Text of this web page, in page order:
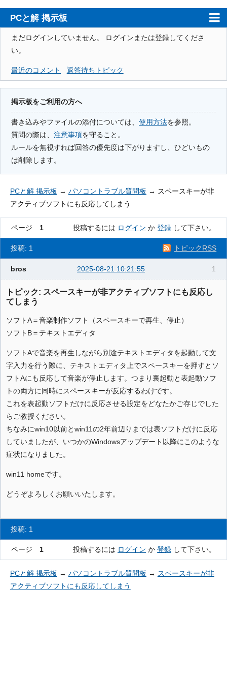
PCと解 掲示板
ホーム
注意事項
使用方法
検索
登録
ログイン
まだログインしていません。
ログインまたは登録してくださ
い。
最近のコメント 返答待ちトピック
掲示板をご利用の方へ
書き込みやファイルの添付については、 使用方法を参照。
質問の際は、 注意事項を守ること。
ルールを無視すれば回答の優先度は下がりますし、ひどいもの
は削除します。
PCと解 掲示板 → パソコントラブル質問板 → スペースキーが非
アクティブソフトにも反応してしまう
ページ 1 投稿するには ログイン か 登録 して下さい。
トピックRSS
投稿: 1
1
bros 2025-08-21 10:21:55
トピック: スペースキーが非アクティブソフトにも反応し
てしまう
ソフトA＝音楽制作ソフト（スペースキーで再生、停止）
ソフトB＝テキストエディタ
ソフトAで音楽を再生しながら別途テキストエディタを起動して文
字入力を行う際に、テキストエディタ上でスペースキーを押すとソ
フトAにも反応して音楽が停止します。つまり裏起動と表起動ソフ
トの両方に同時にスペースキーが反応するわけです。
これを表起動ソフトだけに反応させる設定をどなたかご存じでした
らご教授ください。
ちなみにwin10以前とwin11の2年前辺りまでは表ソフトだけに反応
していましたが、いつかのWindowsアップデート以降にこのような
症状になりました。
win11 homeです。
どうぞよろしくお願いいたします。
投稿: 1
ページ 1 投稿するには ログイン か 登録 して下さい。
PCと解 掲示板 → パソコントラブル質問板 → スペースキーが非
アクティブソフトにも反応してしまう